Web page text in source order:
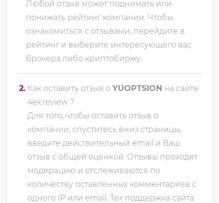
Любой отзыв может поднимать или
понижать рейтинг компании. Чтобы
ознакомиться с отзывами, перейдите в
рейтинг и выберите интересующего вас
брокера либо криптобиржу.
2. Как оставить отзыв о YUOPTSION на сайте
4ex.review ?
Для того, чтобы оставить отзыв о
компании, спуститесь вниз страницы,
введите действительный email и Ваш
отзыв с общей оценкой. Отзывы проходят
модерацию и отслеживаются по
количеству оставленных комментариев с
одного IP или email. Тех поддержка сайта